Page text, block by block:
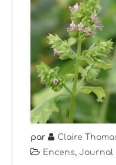
par Claire
Encens,Journal